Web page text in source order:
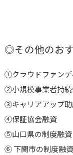
◎その他のお
①クラウドファン
②小規模事業者持
③キャリアアップ
④保証協会融資
⑤山口県の制度融資
⑥下関市の制度融資